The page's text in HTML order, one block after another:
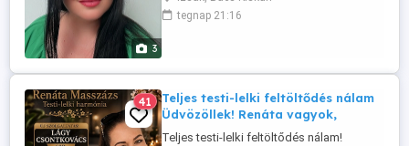
3
megállni egy pillanatra, és törődni
önmagaddal! Professzionális
stressz után Oldani az izomfeszültséget
tegnap 21:16
41
Teljes testi-lelki feltöltődés nálam
Üdvözöllek! Renáta vagyok,
Teljes testi-lelki feltöltődés nálam!